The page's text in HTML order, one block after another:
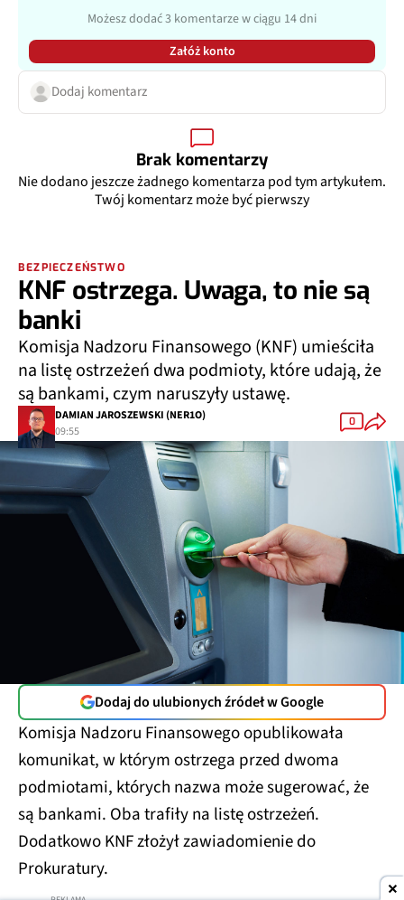
Możesz dodać 3 komentarze w ciągu 14 dni
Załóż konto
Dodaj komentarz
Brak komentarzy
Nie dodano jeszcze żadnego komentarza pod tym artykułem.
Twój komentarz może być pierwszy
BEZPIECZEŃSTWO
KNF ostrzega. Uwaga, to nie są
banki
Komisja Nadzoru Finansowego (KNF) umieściła
na listę ostrzeżeń dwa podmioty, które udają, że
są bankami, czym naruszyły ustawę.
DAMIAN JAROSZEWSKI (NER1O)
09:55
0
Dodaj do ulubionych źródeł w Google
Komisja Nadzoru Finansowego opublikowała
komunikat, w którym ostrzega przed dwoma
podmiotami, których nazwa może sugerować, że
są bankami. Oba trafiły na listę ostrzeżeń.
Dodatkowo KNF złożył zawiadomienie do
Prokuratury.